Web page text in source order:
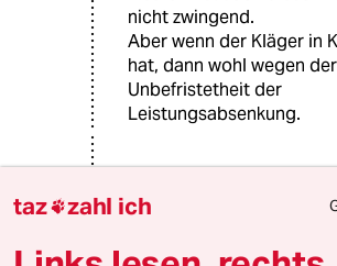
nicht zwingend.
Aber wenn der Kläger in
hat, dann wohl wegen der
Unbefristetheit der
Leistungsabsenkung.
Lowandorder
@Christian Rath:
taz zahl ich